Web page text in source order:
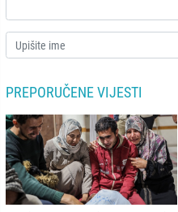
PREPORUČENE VIJESTI